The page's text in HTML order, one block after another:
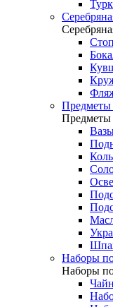
Предметы
Предметы
Наборы
Наборы